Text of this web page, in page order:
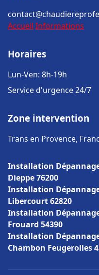
Accueil Informations
Horaires
Lun-Ven: 8h-19h
Service d'urgence 24/7
Zone intervention
Trans en Provence,
Installation
Dieppe 76200
Installation
Libercourt 62820
Installation
Frouard 54390
Installation
Chambon Feugerolles